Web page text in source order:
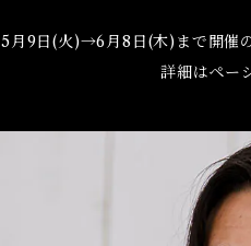
5月9日(火)→6月8日(木)まで開催
詳細はペー